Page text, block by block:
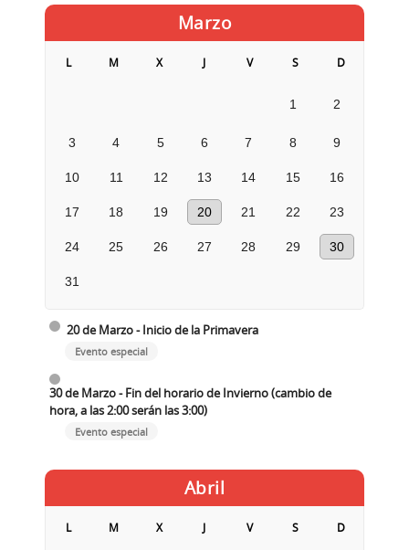
Marzo
L M X J V S D
1 2
3 4 5 6 7 8 9
10 11 12 13 14 15 16
17 18 19 20 21 22 23
24 25 26 27 28 29 30
31
20 de Marzo - Inicio de la Primavera
Evento especial
30 de Marzo - Fin del horario de Invierno (cambio de
hora, a las 2:00 serán las 3:00)
Evento especial
Abril
L M X J V S D